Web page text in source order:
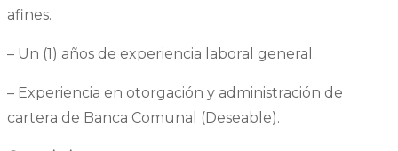
afines.
– Un (1) años de experiencia laboral general.
– Experiencia en otorgación y administración de
cartera de Banca Comunal (Deseable).